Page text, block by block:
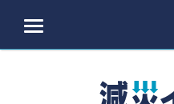
MENU